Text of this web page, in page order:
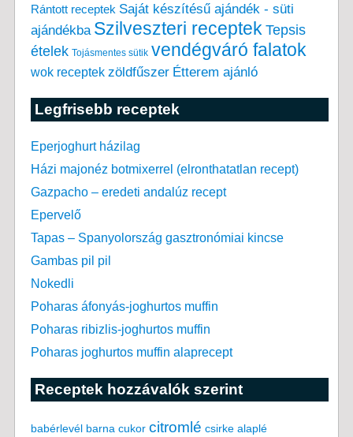
Rántott receptek Saját készítésű ajándék - süti
ajándékba Szilveszteri receptek Tepsis
ételek Tojásmentes sütik vendégváró falatok
wok receptek zöldfűszer Étterem ajánló
Legfrisebb receptek
Eperjoghurt házilag
Házi majonéz botmixerrel (elronthatatlan recept)
Gazpacho – eredeti andalúz recept
Epervelő
Tapas – Spanyolország gasztronómiai kincse
Gambas pil pil
Nokedli
Poharas áfonyás-joghurtos muffin
Poharas ribizlis-joghurtos muffin
Poharas joghurtos muffin alaprecept
Receptek hozzávalók szerint
babérlevél barna cukor citromlé csirke alaplé